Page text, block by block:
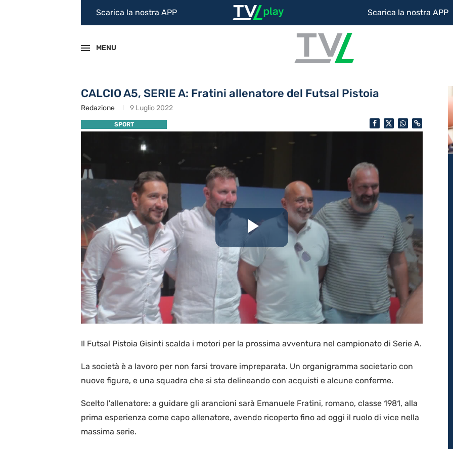
Scarica la nostra APP Scarica la nostra APP
MENU
CALCIO A5, SERIE A: Fratini allenatore del Futsal Pistoia
Redazione 9 Luglio 2022
SPORT
Riproduci
il
video
Il Futsal Pistoia Gisinti scalda i motori per la prossima avventura nel campionato di Serie A.
La società è a lavoro per non farsi trovare impreparata. Un organigramma societario con
nuove figure, e una squadra che si sta delineando con acquisti e alcune conferme.
Scelto l'allenatore: a guidare gli arancioni sarà Emanuele Fratini, romano, classe 1981, alla
prima esperienza come capo allenatore, avendo ricoperto fino ad oggi il ruolo di vice nella
massima serie.